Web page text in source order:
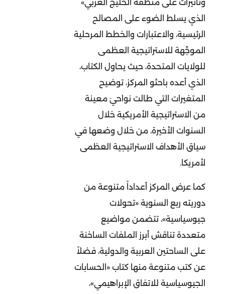
وتأثيرات على منطقة الخليج العربي»
الذي يسلط الضوء على المصالح
الرئيسية، والاعتبارات والخطط المرحلية
الموجِّهة للاستراتيجية العظمى
للولايات المتحدة، حيث يحاول الكتاب،
الذي أعده باحثو المركز، توضيح
المتغيرات التي طالت نواحيَ معينة
من الاستراتيجية الأمريكية خلال
السنوات الأخيرة، من خلال وضعها في
سياق الأهداف الاستراتيجية العظمى
لأمريكا.
كما عرض المركز أعداداً متنوعة من
دوريته ربع السنوية «تحولات
جيوسياسية»، تتضمن مواضيع
متعددة تناقش أبرز الملفات الساخنة
على الساحتين العربية والدولية، فضلاً
عن كتب متنوعة منها كتاب «الحسابات
الجيوسياسية للاتفاق الإبراهيمي»،